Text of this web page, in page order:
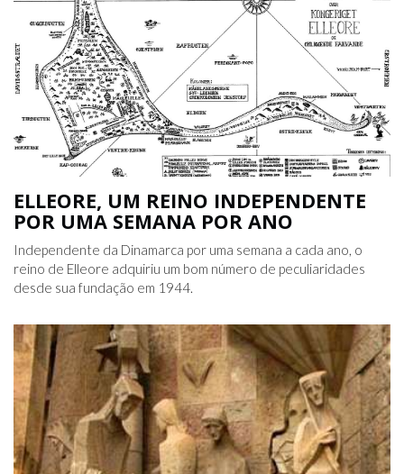
ELLEORE, UM REINO INDEPENDENTE
POR UMA SEMANA POR ANO
Independente da Dinamarca por uma semana a cada ano, o
reino de Elleore adquiriu um bom número de peculiaridades
desde sua fundação em 1944.